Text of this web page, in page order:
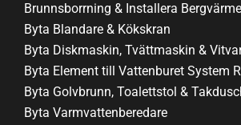
Brunnsborrning & Installera Bergvärme
Byta Blandare & Kökskran
Byta Diskmaskin, Tvättmaskin &
Byta Element till Vattenburet System
Byta Golvbrunn, Toalettstol &
Byta Varmvattenberedare